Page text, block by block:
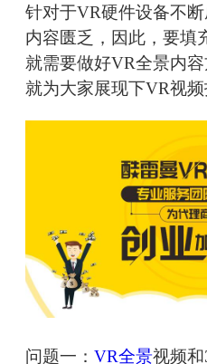
针对于VR硬件设备不
内容匮乏，因此，要填
就需要做好VR全景内
就为大家展现下VR视频
问题一： VR全景视频